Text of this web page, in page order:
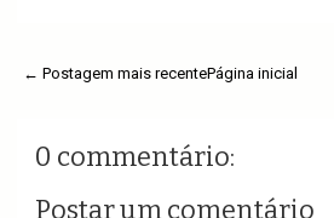
← Postagem mais recentePágina inicial
0 commentário:
Postar um comentário